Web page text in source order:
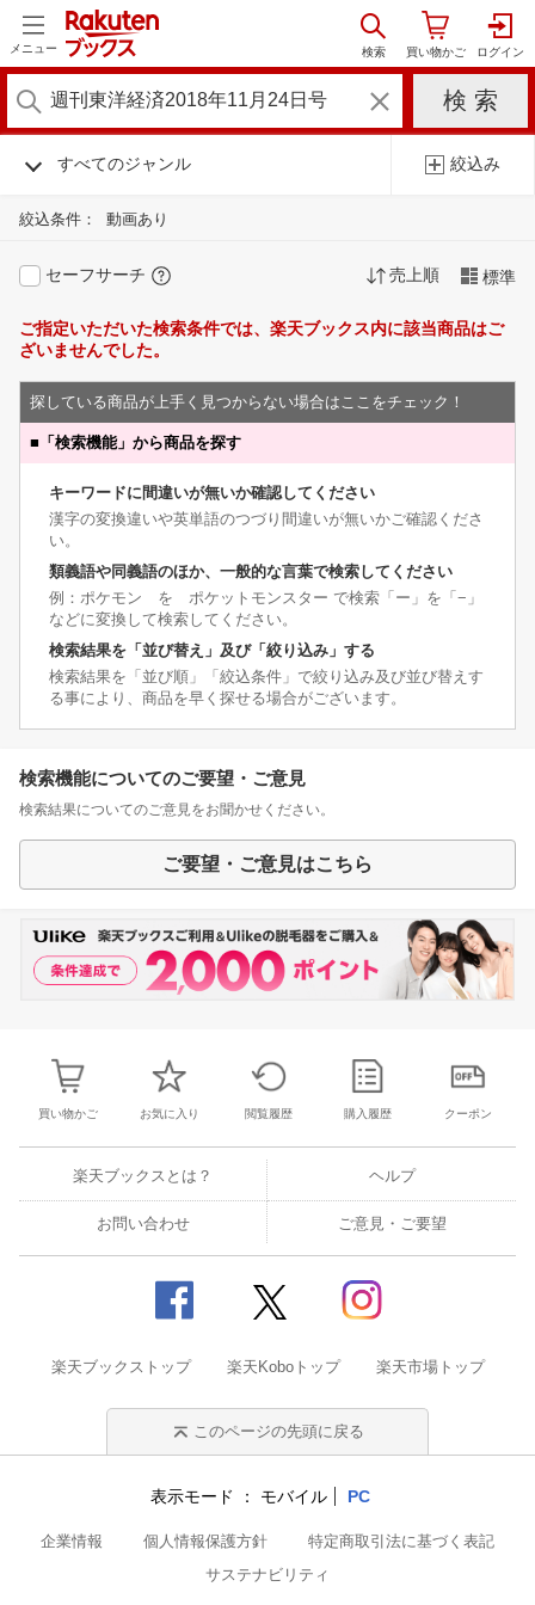
メニュー
すべてのジャンル 絞込み
絞込条件： 動画あり
セーフサーチ 売上順 標準
ご指定いただいた検索条件では、楽天ブックス内に該当商品はご
ざいませんでした。
探している商品が上手く見つからない場合はここをチェック！
■ 「検索機能」から商品を探す
キーワードに間違いが無いか確認してください
漢字の変換違いや英単語のつづり間違いが無いかご確認くださ
い。
類義語や同義語のほか、一般的な言葉で検索してください
例：ポケモン を ポケットモンスター で検索「ー」を「−」
などに変換して検索してください。
検索結果を「並び替え」及び「絞り込み」する
検索結果を「並び順」「絞込条件」で絞り込み及び並び替えす
る事により、商品を早く探せる場合がございます。
検索機能についてのご要望・ご意見
検索結果についてのご意見をお聞かせください。
ご要望・ご意見はこちら
買い物かご お気に入り 閲覧履歴 購入履歴 クーポン
楽天ブックスとは？ ヘルプ
お問い合わせ ご意見・ご要望
楽天ブックストップ 楽天Koboトップ 楽天市場トップ
このページの先頭に戻る
表示モード モバイル PC
企業情報 個人情報保護方針
特定商取引法に基づく表記
サステナビリティ